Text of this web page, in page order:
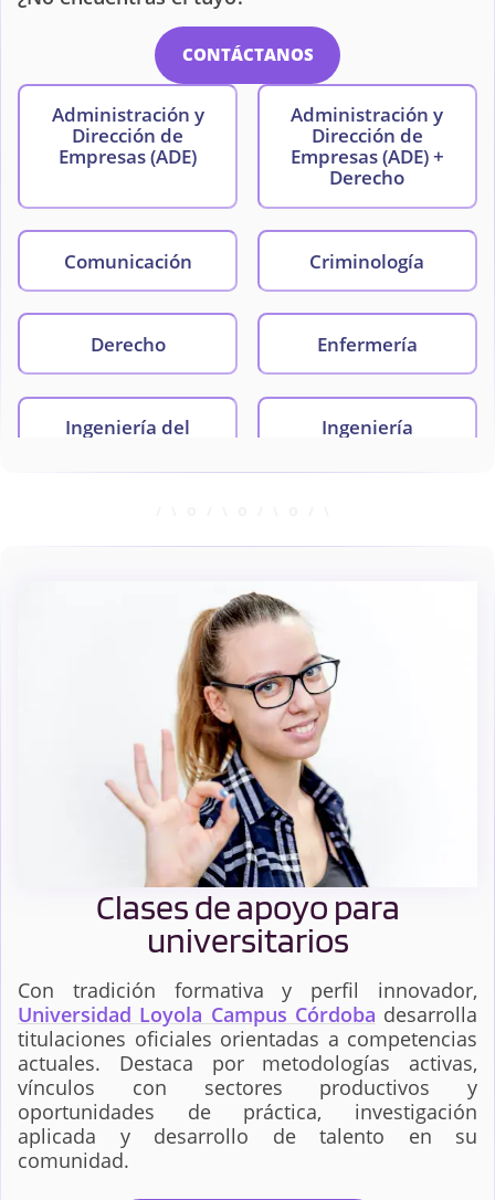
CONTÁCTANOS
Administración y
Dirección de
Empresas (ADE)
Administración y
Dirección de
Empresas (ADE) +
Derecho
Comunicación Criminología
Derecho Enfermería
Ingeniería del
Ingeniería
Clases de apoyo para
universitarios
Con tradición formativa y perfil innovador,
Universidad Loyola Campus Córdoba desarrolla
titulaciones oficiales orientadas a competencias
actuales. Destaca por metodologías activas,
vínculos con sectores productivos y
oportunidades de práctica, investigación
aplicada y desarrollo de talento en su
comunidad.